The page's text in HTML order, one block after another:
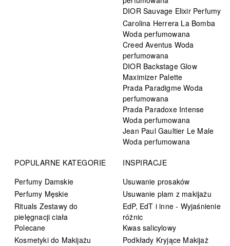
DIOR Sauvage Elixir Perfumy
Carolina Herrera La Bomba
Woda perfumowana
Creed Aventus Woda
perfumowana
DIOR Backstage Glow
Maximizer Palette
Prada Paradigme Woda
perfumowana
Prada Paradoxe Intense
Woda perfumowana
Jean Paul Gaultier Le Male
Woda perfumowana
POPULARNE KATEGORIE
Perfumy Damskie
Perfumy Męskie
Rituals Zestawy do
pielęgnacji ciała
Polecane
Kosmetyki do Makijażu
INSPIRACJE
Usuwanie prosaków
Usuwanie plam z makijażu
EdP, EdT i inne - Wyjaśnienie
różnic
Kwas salicylowy
Podkłady Kryjące Makijaż